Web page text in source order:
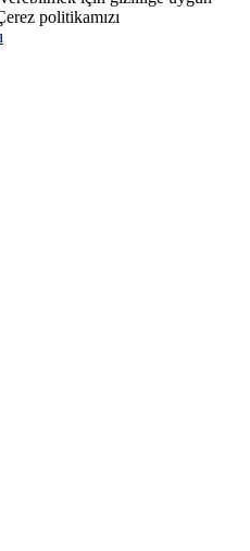
politikamızı